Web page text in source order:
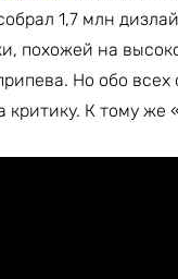
1,7 млн
похожей на
Но обо всех
критику. К тому